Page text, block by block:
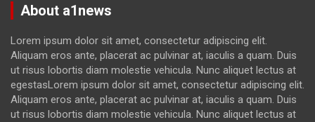
About a1news
Lorem ipsum dolor sit amet, consectetur adipiscing elit.
Aliquam eros ante, placerat ac pulvinar at, iaculis a quam. Duis
ut risus lobortis diam molestie vehicula. Nunc aliquet lectus at
egestasLorem ipsum dolor sit amet, consectetur adipiscing elit.
Aliquam eros ante, placerat ac pulvinar at, iaculis a quam. Duis
ut risus lobortis diam molestie vehicula. Nunc aliquet lectus at